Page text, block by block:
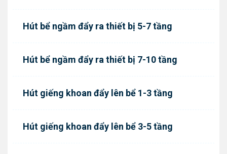
Hút bể ngầm đẩy ra thiết bị 5-7 tầng
Hút bể ngầm đẩy ra thiết bị 7-10 tầng
Hút giếng khoan đẩy lên bể 1-3 tầng
Hút giếng khoan đẩy lên bể 3-5 tầng